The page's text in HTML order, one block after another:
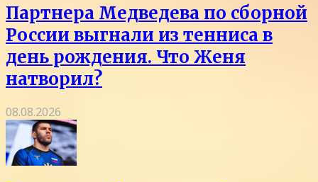
Партнера Медведева по сборной
России выгнали из тенниса в
день рождения. Что Женя
натворил?
08.08.2026